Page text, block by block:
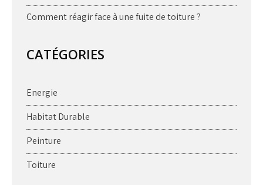
Comment réagir face à une fuite de toiture ?
CATÉGORIES
Energie
Habitat Durable
Peinture
Toiture